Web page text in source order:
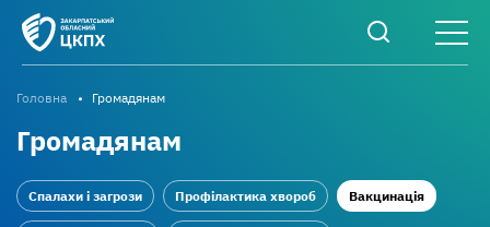
Головна Громадянам
Громадянам
Спалахи і загрози Профілактика хвороб Вакцинація